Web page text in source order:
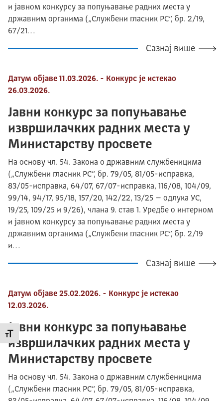
Промени величину слова
и јавном конкурсу за попуњавање радних места у
државним органима („Службени гласник РС”, бр. 2/19,
67/21…
Сазнај више
Датум објаве 11.03.2026. - Конкурс је истекао
26.03.2026.
Јавни конкурс за попуњавање
извршилачких радних места у
Министарству просвете
На основу чл. 54. Закона о државним службеницима
(„Службени гласник РС”, бр. 79/05, 81/05-исправка,
83/05-исправка, 64/07, 67/07-исправка, 116/08, 104/09,
99/14, 94/17, 95/18, 157/20, 142/22, 13/25 – одлука УС,
19/25, 109/25 и 9/26), члана 9. став 1. Уредбе о интерном
и јавном конкурсу за попуњавање радних места у
државним органима („Службени гласник РС”, бр. 2/19
и…
Сазнај више
Датум објаве 25.02.2026. - Конкурс је истекао
12.03.2026.
Јавни конкурс за попуњавање
извршилачких радних места у
Министарству просвете
На основу чл. 54. Закона о државним службеницима
(„Службени гласник РС”, бр. 79/05, 81/05-исправка,